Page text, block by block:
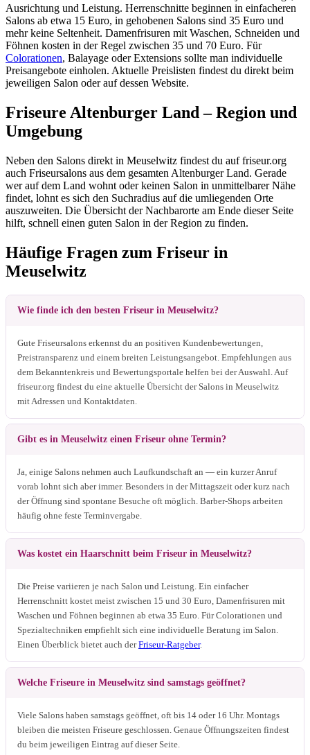
Ausrichtung und Leistung. Herrenschnitte beginnen in einfacheren
Salons ab etwa 15 Euro, in gehobenen Salons sind 35 Euro und
mehr keine Seltenheit. Damenfrisuren mit Waschen, Schneiden und
Föhnen kosten in der Regel zwischen 35 und 70 Euro. Für
Colorationen, Balayage oder Extensions sollte man individuelle
Preisangebote einholen. Aktuelle Preislisten findest du direkt beim
jeweiligen Salon oder auf dessen Website.
Friseure Altenburger Land – Region und
Umgebung
Neben den Salons direkt in Meuselwitz findest du auf friseur.org
auch Friseursalons aus dem gesamten Altenburger Land. Gerade
wer auf dem Land wohnt oder keinen Salon in unmittelbarer Nähe
findet, lohnt es sich den Suchradius auf die umliegenden Orte
auszuweiten. Die Übersicht der Nachbarorte am Ende dieser Seite
hilft, schnell einen guten Salon in der Region zu finden.
Häufige Fragen zum Friseur in
Meuselwitz
Wie finde ich den besten Friseur in Meuselwitz?
Gute Friseursalons erkennst du an positiven Kundenbewertungen,
Preistransparenz und einem breiten Leistungsangebot. Empfehlungen aus
dem Bekanntenkreis und Bewertungsportale helfen bei der Auswahl. Auf
friseur.org findest du eine aktuelle Übersicht der Salons in Meuselwitz
mit Adressen und Kontaktdaten.
Gibt es in Meuselwitz einen Friseur ohne Termin?
Ja, einige Salons nehmen auch Laufkundschaft an — ein kurzer Anruf
vorab lohnt sich aber immer. Besonders in der Mittagszeit oder kurz nach
der Öffnung sind spontane Besuche oft möglich. Barber-Shops arbeiten
häufig ohne feste Terminvergabe.
Was kostet ein Haarschnitt beim Friseur in Meuselwitz?
Die Preise variieren je nach Salon und Leistung. Ein einfacher
Herrenschnitt kostet meist zwischen 15 und 30 Euro, Damenfrisuren mit
Waschen und Föhnen beginnen ab etwa 35 Euro. Für Colorationen und
Spezialtechniken empfiehlt sich eine individuelle Beratung im Salon.
Einen Überblick bietet auch derFriseur-Ratgeber.
Welche Friseure in Meuselwitz sind samstags geöffnet?
Viele Salons haben samstags geöffnet, oft bis 14 oder 16 Uhr. Montags
bleiben die meisten Friseure geschlossen. Genaue Öffnungszeiten findest
du beim jeweiligen Eintrag auf dieser Seite.